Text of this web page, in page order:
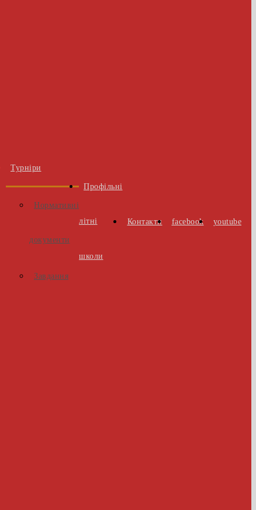
Турніри
Нормативні
документи
Завдання
Профільні
літні
школи
Контакти facebook youtube